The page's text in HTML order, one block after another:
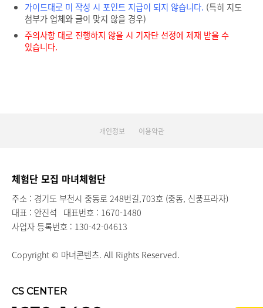
가이드대로 미 작성 시 포인트 지급이 되지 않습니다. (특히 지도
첨부가 업체와 글이 맞지 않을 경우)
주의사항 대로 진행하지 않을 시 기자단 선정에 제재 받을 수
있습니다.
개인정보 이용약관
체험단 모집 마녀체험단
주소 : 경기도 부천시 중동로 248번길,703호 (중동, 신풍프라자)
대표 : 안진석 대표번호 : 1670-1480
사업자 등록번호 : 130-42-04613
Copyright © 마녀콘텐츠. All Rights Reserved.
CS CENTER